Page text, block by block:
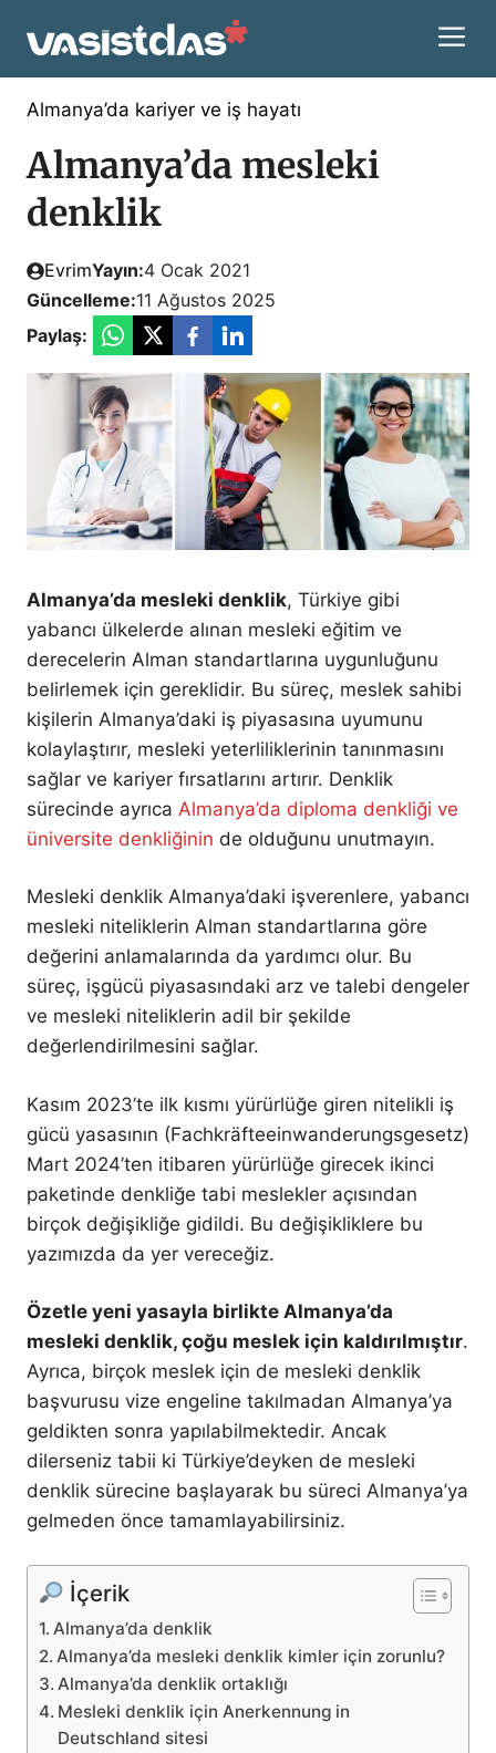
atla
Almanya’da kariyer ve iş hayatı
Almanya’da mesleki
denklik
EvrimYayın:4 Ocak 2021
Güncelleme:11 Ağustos 2025
Paylaş:
Almanya’da mesleki denklik, Türkiye gibi
yabancı ülkelerde alınan mesleki eğitim ve
derecelerin Alman standartlarına uygunluğunu
belirlemek için gereklidir. Bu süreç, meslek sahibi
kişilerin Almanya’daki iş piyasasına uyumunu
kolaylaştırır, mesleki yeterliliklerinin tanınmasını
sağlar ve kariyer fırsatlarını artırır. Denklik
sürecinde ayrıca Almanya’da diploma denkliği ve
üniversite denkliğinin de olduğunu unutmayın.
Mesleki denklik Almanya’daki işverenlere, yabancı
mesleki niteliklerin Alman standartlarına göre
değerini anlamalarında da yardımcı olur. Bu
süreç, işgücü piyasasındaki arz ve talebi dengeler
ve mesleki niteliklerin adil bir şekilde
değerlendirilmesini sağlar.
Kasım 2023’te ilk kısmı yürürlüğe giren nitelikli iş
gücü yasasının (Fachkräfteeinwanderungsgesetz)
Mart 2024’ten itibaren yürürlüğe girecek ikinci
paketinde denkliğe tabi meslekler açısından
birçok değişikliğe gidildi. Bu değişikliklere bu
yazımızda da yer vereceğiz.
Özetle yeni yasayla birlikte Almanya’da
mesleki denklik, çoğu meslek için kaldırılmıştır.
Ayrıca, birçok meslek için de mesleki denklik
başvurusu vize engeline takılmadan Almanya’ya
geldikten sonra yapılabilmektedir. Ancak
dilerseniz tabii ki Türkiye’deyken de mesleki
denklik sürecine başlayarak bu süreci Almanya’ya
gelmeden önce tamamlayabilirsiniz.
İçerik
Almanya’da denklik
Almanya’da mesleki denklik kimler için zorunlu?
Almanya’da denklik ortaklığı
Mesleki denklik için Anerkennung in
Deutschland sitesi